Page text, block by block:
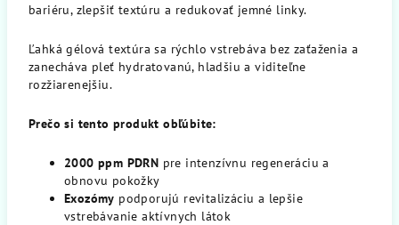
bariéru, zlepšiť textúru a redukovať jemné linky.
Ľahká gélová textúra sa rýchlo vstrebáva bez zaťaženia a
zanecháva pleť hydratovanú, hladšiu a viditeľne
rozžiarenejšiu.
Prečo si tento produkt obľúbite:
2000 ppm PDRN pre intenzívnu regeneráciu a
obnovu pokožky
Exozómy podporujú revitalizáciu a lepšie
vstrebávanie aktívnych látok